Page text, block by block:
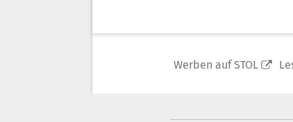
Werben auf STOL